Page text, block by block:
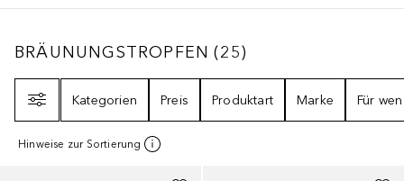
BRÄUNUNGSTROPFEN25
BRÄUNUNGSTROPFEN (25)
Kategorien
Preis Produktart Marke Für wen
Hinweise zur Sortierung